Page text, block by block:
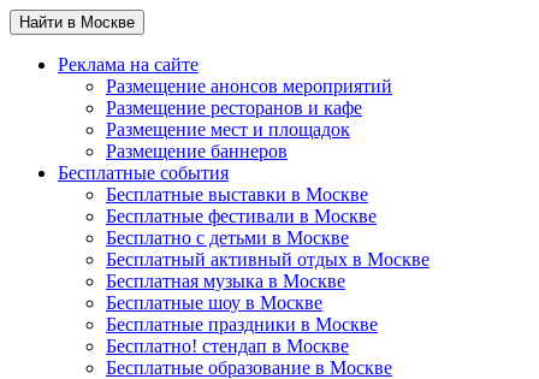
Найти в Москве
Реклама на сайте
Размещение анонсов мероприятий
Размещение ресторанов и кафе
Размещение мест и площадок
Размещение баннеров
Бесплатные события
Бесплатные выставки в Москве
Бесплатные фестивали в Москве
Бесплатно с детьми в Москве
Бесплатный активный отдых в Москве
Бесплатная музыка в Москве
Бесплатные шоу в Москве
Бесплатные праздники в Москве
Бесплатно! стендап в Москве
Бесплатные образование в Москве